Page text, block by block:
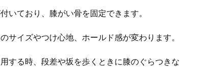
いており、膝がい骨を固定できます。
サイズやつけ心地、ホールド感が変わります。
する時、段差や坂を歩くときに膝のぐらつきな